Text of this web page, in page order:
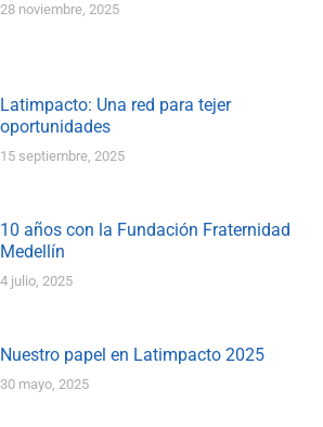
28 noviembre, 2025
Latimpacto: Una red para tejer
oportunidades
15 septiembre, 2025
10 años con la Fundación Fraternidad
Medellín
4 julio, 2025
Nuestro papel en Latimpacto 2025
30 mayo, 2025